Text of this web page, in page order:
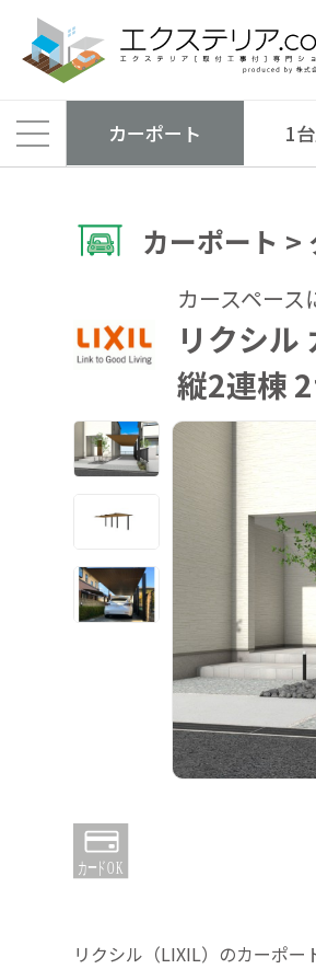
カーポート 1
カーポート >
カースペー
リクシル
縦2連棟
リクシル（LIXIL）のカーポー